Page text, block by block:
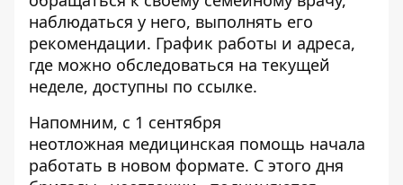
наблюдаться у него, выполнять его
рекомендации. График работы и адреса,
где можно обследоваться на текущей
неделе, доступны по ссылке.
Напомним, с 1 сентября
неотложная медицинская помощь начала
работать в новом формате. С этого дня